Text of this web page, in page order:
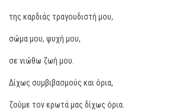
της καρδιάς τραγουδιστή μου,
σώμα μου, ψυχή μου,
σε νιώθω ζωή μου.
Δίχως συμβιβασμούς και όρια,
ζούμε τον ερωτά μας δίχως όρια.